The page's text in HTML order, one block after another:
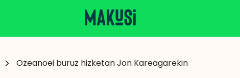
Ozeanoei buruz hizketan Jon Kareagarekin